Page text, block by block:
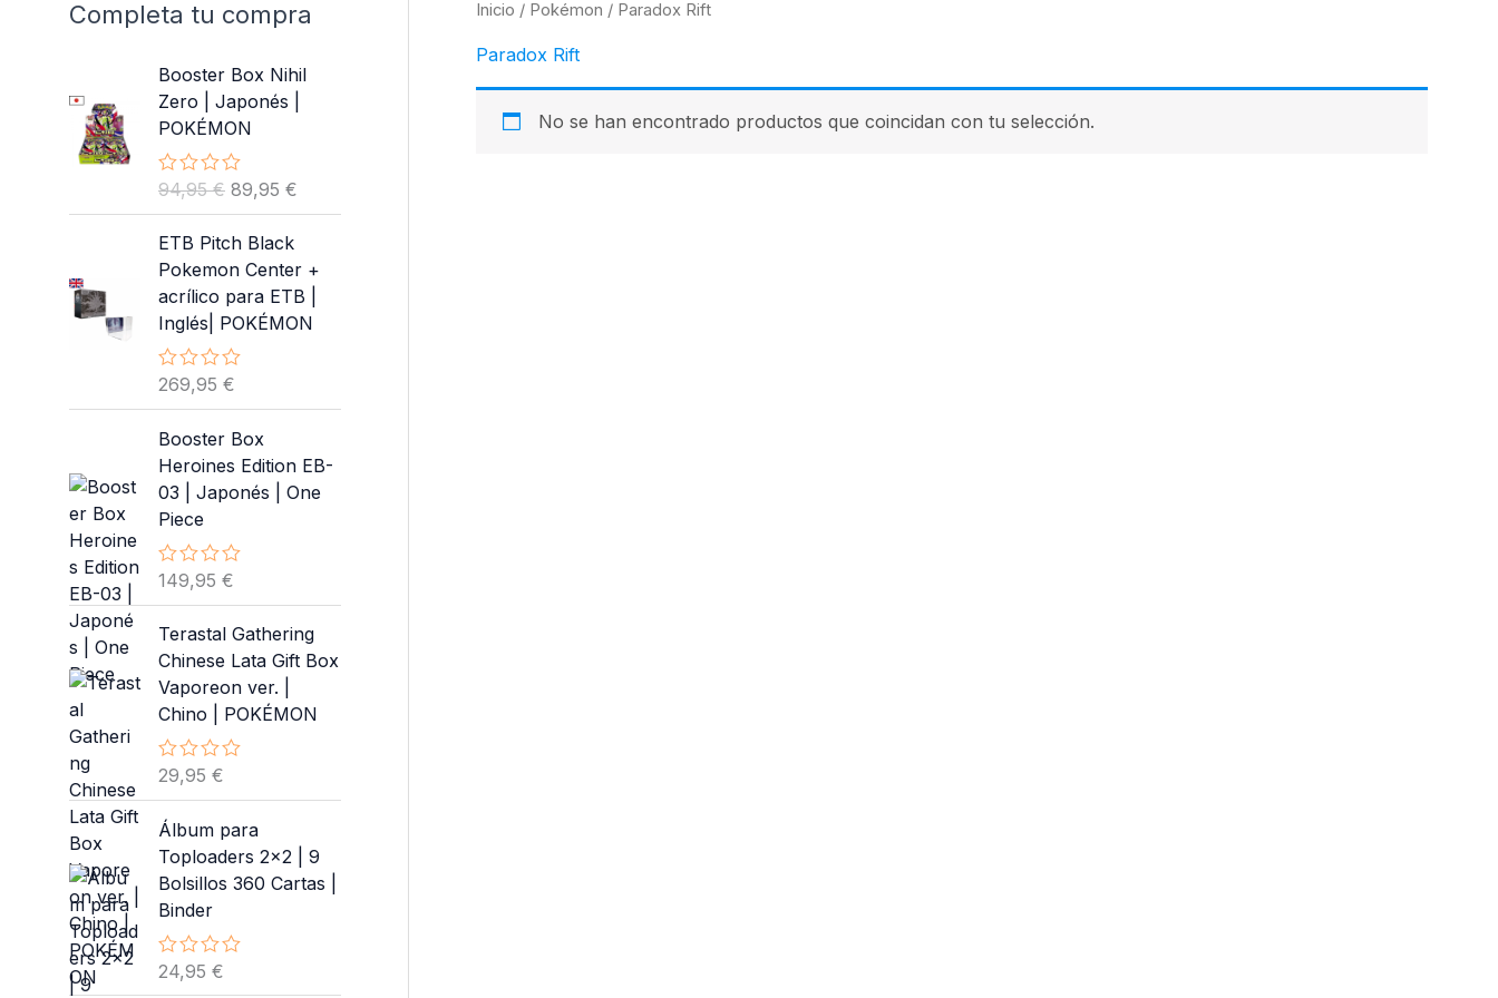
Completa tu compra
Booster Box Nihil
Zero | Japonés |
POKÉMON
V
o
r
a
d
o
c
o
n
0
5
94,95€ E
l
p
r
e
c
i
o
r
a
l
r
a
:
9
4
9
5
€
89,95 €
l
r
e
c
u
8
9
9
€
ETB Pitch Black
Pokemon Center +
acrílico para ETB |
Inglés| POKÉMON
V
o
r
a
d
o
c
o
n
0
5
269,95 €
Booster Box
Heroines Edition EB-
03 | Japonés | One
Piece
V
o
r
a
d
o
c
o
n
0
5
149,95 €
Terastal Gathering
Chinese Lata Gift Box
Vaporeon ver. |
Chino | POKÉMON
V
o
r
a
d
o
c
o
n
0
29,95 €
Álbum para
Toploaders 2×2 | 9
Bolsillos 360 Cartas |
Binder
V
24,95 €
Inicio / Pokémon / Paradox Rift
Paradox Rift
No se han encontrado productos que coincidan con tu selección.